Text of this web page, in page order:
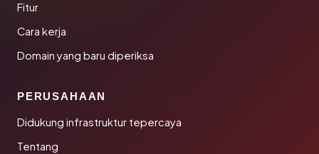
Fitur
Cara kerja
Domain yang baru diperiksa
PERUSAHAAN
Didukung infrastruktur tepercaya
Tentang